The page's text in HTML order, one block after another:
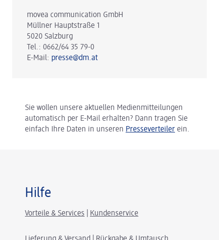
movea communication GmbH
Müllner Hauptstraße 1
5020 Salzburg
Tel.: 0662/64 35 79-0
E-Mail: presse@dm.at
Sie wollen unsere aktuellen Medienmitteilungen
automatisch per E-Mail erhalten? Dann tragen Sie
einfach Ihre Daten in unseren Presseverteiler ein.
Hilfe
Vorteile & Services Kundenservice